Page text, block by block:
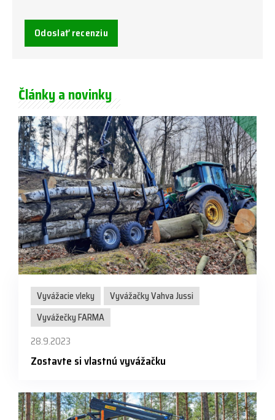
Odoslať recenziu
Články a novinky
Vyvážacie vleky
Vyvážačky Vahva Jussi
Vyvážečky FARMA
28.9.2023
Zostavte si vlastnú vyvážačku